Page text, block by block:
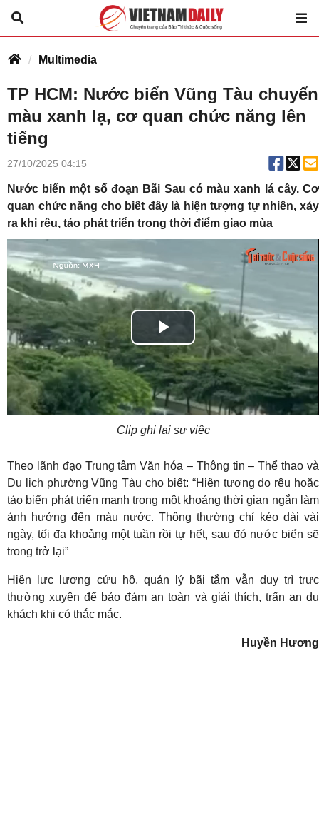
Multimedia
TP HCM: Nước biển Vũng Tàu chuyển
màu xanh lạ, cơ quan chức năng lên
tiếng
27/10/2025 04:15
Nước biển một số đoạn Bãi Sau có màu xanh lá cây. Cơ
quan chức năng cho biết đây là hiện tượng tự nhiên, xảy
ra khi rêu, tảo phát triển trong thời điểm giao mùa
Play
Video
Clip ghi lại sự việc
Theo lãnh đạo Trung tâm Văn hóa – Thông tin – Thể thao và
Du lịch phường Vũng Tàu cho biết: “Hiện tượng do rêu hoặc
tảo biển phát triển mạnh trong một khoảng thời gian ngắn làm
ảnh hưởng đến màu nước. Thông thường chỉ kéo dài vài
ngày, tối đa khoảng một tuần rồi tự hết, sau đó nước biển sẽ
trong trở lại”
Hiện lực lượng cứu hộ, quản lý bãi tắm vẫn duy trì trực
thường xuyên để bảo đảm an toàn và giải thích, trấn an du
khách khi có thắc mắc.
Huyền Hương